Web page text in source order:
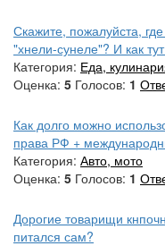
Скажите, пожалуйста,
"хнели-сунеле"? И как
Категория: Еда,
Оценка: 5 Голосов: 1
Как долго можно
права РФ +
Категория: Авто, мото
Оценка: 5 Голосов: 1
Дорогие товарищи
питался сам?